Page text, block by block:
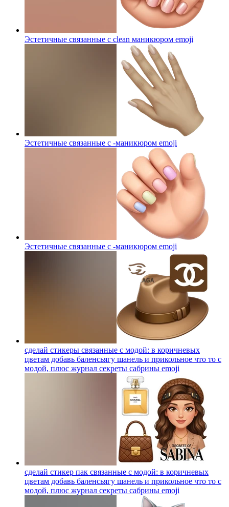
Эстетичные связанные с clean маникюром emoji
Эстетичные связанные с -маникюром emoji
Эстетичные связанные с -маникюром emoji
сделай стикеры связанные с модой: в коричневых
цветам добавь баленсьягу шанель и прикольное что то с
модой, плюс журнал секреты сабрины emoji
сделай стикер пак связанные с модой: в коричневых
цветам добавь баленсьягу шанель и прикольное что то с
модой, плюс журнал секреты сабрины emoji